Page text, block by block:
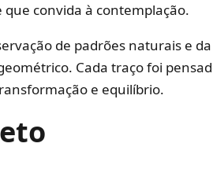
convida à contemplação.
de padrões naturais e
Cada traço foi
e equilíbrio.